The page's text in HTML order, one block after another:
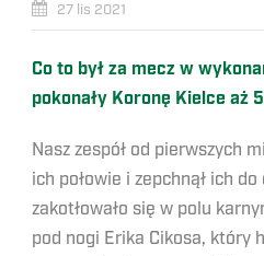
27 lis 2021
Co to był za mecz w
pokonały Koronę Kielce aż
Nasz zespół od pierwszych
ich połowie i zepchnął ich
zakotłowało się w polu
pod nogi Erika Cikosa, który